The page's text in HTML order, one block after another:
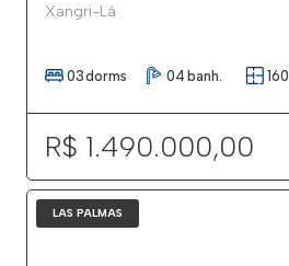
Xangri-Lá
03dorms 04 banh. 160
R$ 1.490.000,00
LAS PALMAS